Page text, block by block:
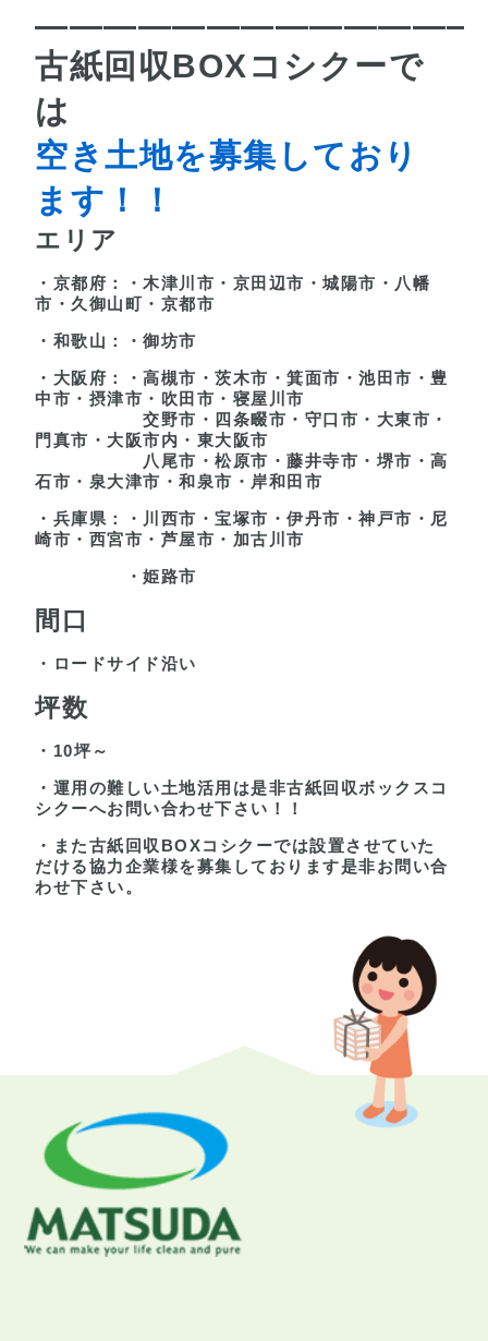
古紙回収BOXコシクーで
は
空き土地を募集しており
ます！！
エリア
・京都府：・木津川市・京田辺市・城陽市・八幡
市・久御山町・京都市
・和歌山：・御坊市
・大阪府：・高槻市・茨木市・箕面市・池田市・豊
中市・摂津市・吹田市・寝屋川市
交野市 ・四条畷市・守口市・大東市・
門真市・大阪市内・東大阪市
八尾市・松原市・藤井寺市 ・堺市・高
石市・泉大津市・和泉市・岸和田市
・兵庫県：・川西市・宝塚市・伊丹市・神戸市・尼
崎市・西宮市・芦屋市・加古川市
・姫路市
間口
・ロードサイド沿い
坪数
・10坪～
・運用の難しい土地活用は是非古紙回収ボックスコ
シクーへお問い合わせ下さい！！
・また古紙回収BOXコシクーでは設置させていた
だける協力企業様を募集しております是非お問い合
わせ下さい。